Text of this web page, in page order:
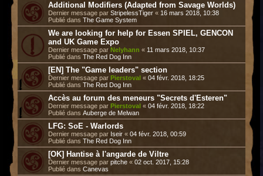
Additional Modifiers (Adapted from Savage Worlds)
Dernier message par StripelessTiger « 16 mars 2018, 10:38
Publié dans The Game System
We are looking for help for Essen SPIEL, GENCON
and UK Game Expo
Dernier message par Nelyhann « 11 mars 2018, 10:37
Publié dans The Red Dog Inn
[EN] The "Game leaders" section
Dernier message par Pierstoval « 04 févr. 2018, 18:25
Publié dans The Red Dog Inn
Accès au forum des meneurs "Secrets d'Esteren"
Dernier message par Pierstoval « 04 févr. 2018, 18:22
Publié dans Auberge de Melwan
LFG: SoE - Warlords
Dernier message par Iseir « 04 févr. 2018, 00:59
Publié dans The Red Dog Inn
[OK] Hantise à l'angarde de Viltre
Dernier message par pitche « 02 oct. 2017, 15:28
Publié dans Canevas